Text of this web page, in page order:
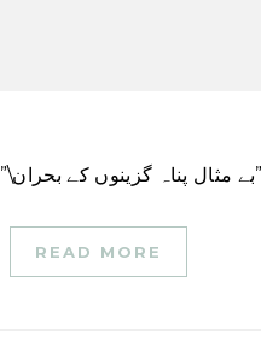
READ MORE